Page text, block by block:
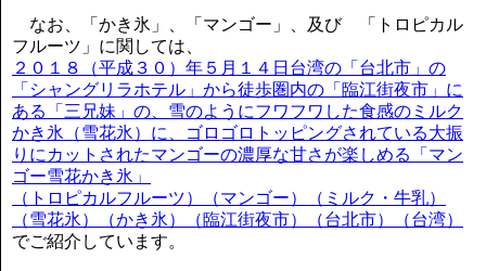
なお、「かき氷」、「マンゴー」、及び 「トロピカル
フルーツ」に関しては、
２０１８（平成３０）年５月１４日台湾の「台北市」の
「シャングリラホテル」から徒歩圏内の「臨江街夜市」に
ある「三兄妹」の、雪のようにフワフワした食感のミルク
かき氷（雪花氷）に、ゴロゴロトッピングされている大振
りにカットされたマンゴーの濃厚な甘さが楽しめる「マン
ゴー雪花かき氷」
（トロピカルフルーツ）（マンゴー）（ミルク・牛乳）
（雪花氷）（かき氷）（臨江街夜市）（台北市）（台湾）
でご紹介しています。